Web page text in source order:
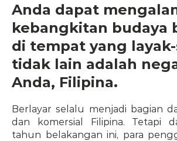
Anda dapat
kebangkitan budaya
di tempat yang
tidak lain adalah
Anda, Filipina.
Berlayar selalu menjadi bagian
dan komersial Filipina. Tetapi
tahun belakangan ini, para